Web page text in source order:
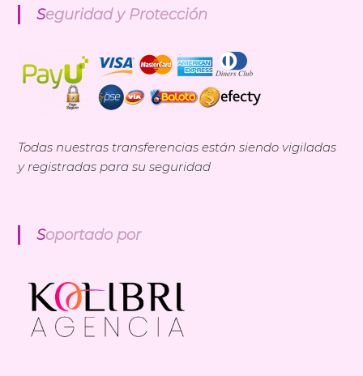
Seguridad y Protección
Todas nuestras transferencias están siendo vigiladas
y registradas para su seguridad
Soportado por